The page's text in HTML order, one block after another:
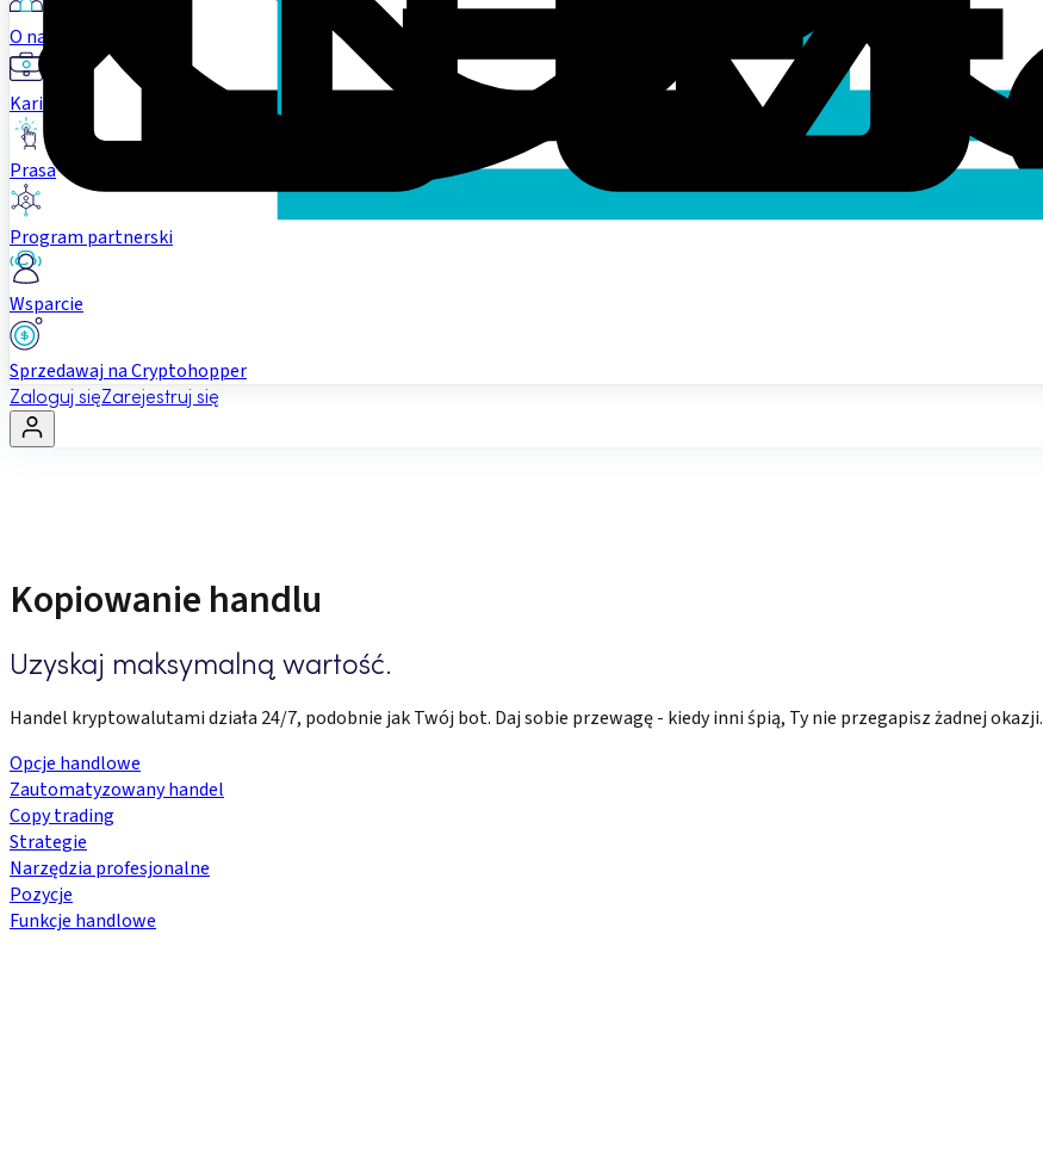
O nas
Kariera
Prasa
Program partnerski
Wsparcie
Sprzedawaj na Cryptohopper
Zaloguj sięZarejestruj się
Kopiowanie handlu
Uzyskaj maksymalną wartość.
Handel kryptowalutami działa 24/7, podobnie jak Twój bot. Daj sobie przewagę - kiedy inni śpią, Ty nie przegapisz żadnej okazji.
Opcje handlowe
Zautomatyzowany handel
Copy trading
Strategie
Narzędzia profesjonalne
Pozycje
Funkcje handlowe